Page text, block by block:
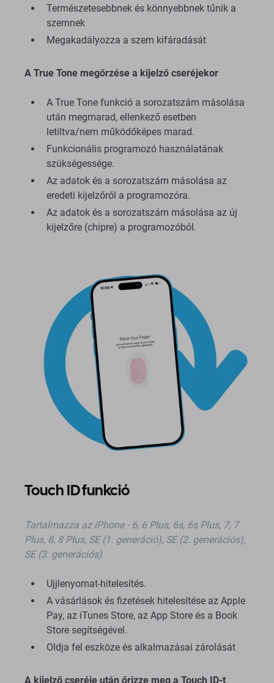
Természetesebbnek és könnyebbnek tűnik a
szemnek
Megakadályozza a szem kifáradását
A True Tone megőrzése a kijelző cseréjekor
A True Tone funkció a sorozatszám másolása
után megmarad, ellenkező esetben
letiltva/nem működőképes marad.
Funkcionális programozó használatának
szükségessége.
Az adatok és a sorozatszám másolása az
eredeti kijelzőről a programozóra.
Az adatok és a sorozatszám másolása az új
kijelzőre (chipre) a programozóból.
Touch ID funkció
Tartalmazza az iPhone - 6, 6 Plus, 6s, 6s Plus, 7, 7
Plus, 8, 8 Plus, SE (1. generáció), SE (2. generációs),
SE (3. generációs)
Ujjlenyomat-hitelesítés.
A vásárlások és fizetések hitelesítése az Apple
Pay, az iTunes Store, az App Store és a Book
Store segítségével.
Oldja fel eszköze és alkalmazásai zárolását
A kijelző cseréje után őrizze meg a Touch ID-t